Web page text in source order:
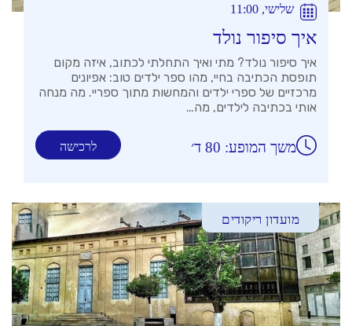
שלישי, 11:00
איך סיפור נולד
איך סיפור נולד? מתי ואיך התחלתי לכתוב, איזה מקום
תופסת הכתיבה בחיי, מהו ספר ילדים טוב: אפיונים
מרכזיים של ספרי ילדים והמחשות מתוך ספריי. מה מנחה
אותי בכתיבה לילדים, מה…
לרכישה משך המופע: 80 ד׳
מועדון ריקודים